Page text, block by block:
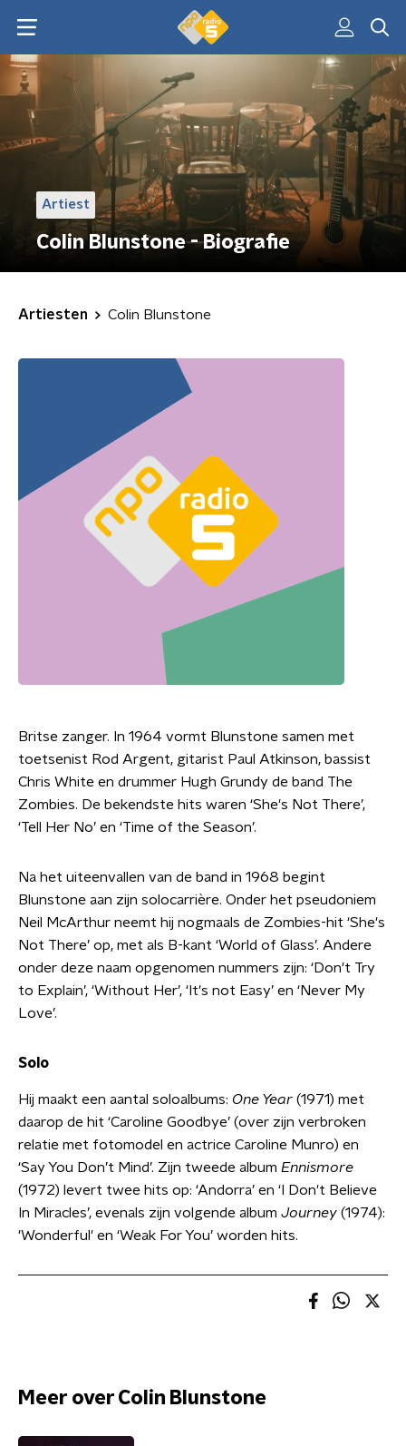
Artiest
Colin Blunstone - Biografie
Artiesten Colin Blunstone
Britse zanger. In 1964 vormt Blunstone samen met
toetsenist Rod Argent, gitarist Paul Atkinson, bassist
Chris White en drummer Hugh Grundy de band The
Zombies. De bekendste hits waren ‘She's Not There’,
‘Tell Her No’ en ‘Time of the Season’.
Na het uiteenvallen van de band in 1968 begint
Blunstone aan zijn solocarrière. Onder het pseudoniem
Neil McArthur neemt hij nogmaals de Zombies-hit ‘She's
Not There’ op, met als B-kant ‘World of Glass’. Andere
onder deze naam opgenomen nummers zijn: ‘Don't Try
to Explain’, ‘Without Her’, ‘It's not Easy’ en ‘Never My
Love’.
Solo
Hij maakt een aantal soloalbums: One Year (1971) met
daarop de hit ‘Caroline Goodbye’ (over zijn verbroken
relatie met fotomodel en actrice Caroline Munro) en
‘Say You Don’t Mind’. Zijn tweede album Ennismore
(1972) levert twee hits op: ‘Andorra’ en ‘I Don't Believe
In Miracles’, evenals zijn volgende album Journey (1974):
'Wonderful' en ‘Weak For You’ worden hits.
Meer over Colin Blunstone